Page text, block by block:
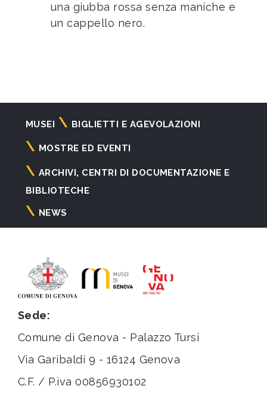
una giubba rossa senza maniche e
un cappello nero.
Navigazione
principale
MUSEI BIGLIETTI E AGEVOLAZIONI
MOSTRE ED EVENTI
ARCHIVI, CENTRI DI DOCUMENTAZIONE E
BIBLIOTECHE
NEWS
Sede:
Comune di Genova - Palazzo Tursi
Via Garibaldi 9 - 16124 Genova
C.F. / P.iva 00856930102